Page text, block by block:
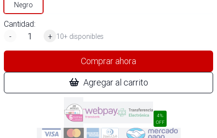
Negro
Cantidad:
-
+ 10+ disponibles
Comprar ahora
Agregar al carrito
4%
OFF